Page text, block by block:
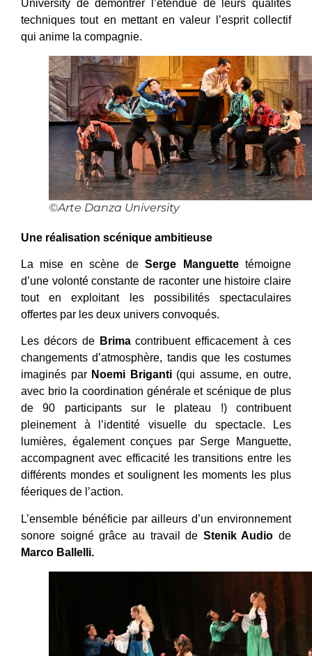
University de démontrer l’étendue de leurs qualités
techniques tout en mettant en valeur l’esprit collectif
qui anime la compagnie.
©Arte Danza University
Une réalisation scénique ambitieuse
La mise en scène deSerge Manguettetémoigne
d’une volonté constante de raconter une histoire claire
tout en exploitant les possibilités spectaculaires
offertes par les deux univers convoqués.
Les décors de Brimacontribuent efficacement à ces
changements d’atmosphère, tandis que les costumes
imaginés par Noemi Briganti (qui assume, en outre,
avec brio la coordination générale et scénique de plus
de 90 participants sur le plateau !) contribuent
pleinement à l’identité visuelle du spectacle. Les
lumières, également conçues par Serge Manguette,
accompagnent avec efficacité les transitions entre les
différents mondes et soulignent les moments les plus
féeriques de l’action.
L’ensemble bénéficie par ailleurs d’un environnement
sonore soigné grâce au travail de Stenik Audio de
Marco Ballelli.